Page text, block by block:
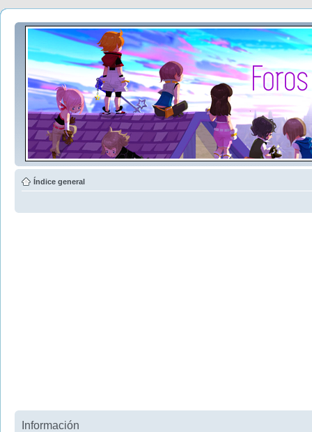
Índice general
Información